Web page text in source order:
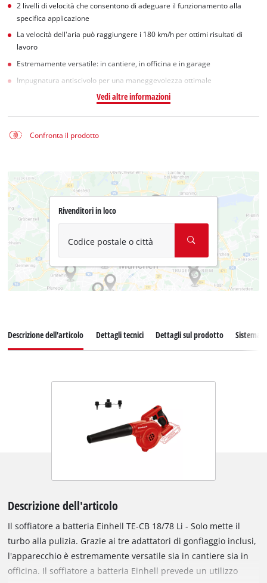
2 livelli di velocità che consentono di adeguare il funzionamento alla
specifica applicazione
La velocità dell'aria può raggiungere i 180 km/h per ottimi risultati di
lavoro
Estremamente versatile: in cantiere, in officina e in garage
Impugnatura antiscivolo per una maneggevolezza ottimale
Vedi altre informazioni
Confronta il prodotto
Rivenditori in loco
Codice postale o città
Descrizione dell'articolo Dettagli tecnici Dettagli sul prodotto Sistema
Descrizione dell'articolo
Il soffiatore a batteria Einhell TE-CB 18/78 Li - Solo mette il
turbo alla pulizia. Grazie ai tre adattatori di gonfiaggio inclusi,
l'apparecchio è estremamente versatile sia in cantiere sia in
officina. Il soffiatore a batteria Einhell prevede un utilizzo